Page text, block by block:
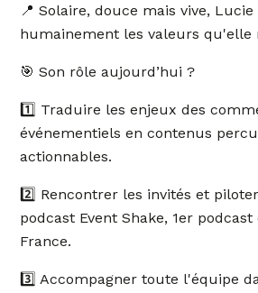
📍 Solaire, douce mais vive,
humainement les valeurs qu'elle
🎯 Son rôle aujourd’hui ?
1️⃣ Traduire les enjeux des
événementiels en contenus
actionnables.
2️⃣ Rencontrer les invités et
podcast Event Shake, 1er
France.
3️⃣ Accompagner toute l'équipe